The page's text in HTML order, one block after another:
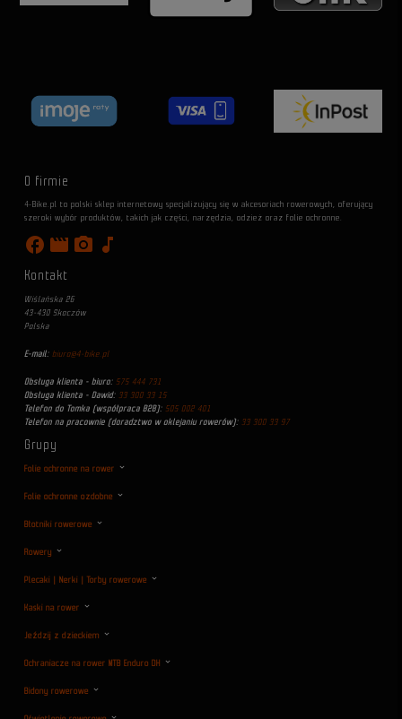
O firmie
4-Bike.pl to polski sklep internetowy specjalizujący się w akcesoriach rowerowych, oferujący
szeroki wybór produktów, takich jak części, narzędzia, odzież oraz folie ochronne.
facebook movie photo_camera music_note
Kontakt
Wiślańska 26
43-430 Skoczów
Polska
E-mail: biuro@4-bike.pl
Obsługa klienta - biuro: 575 444 731
Obsługa klienta - Dawid: 33 300 33 15
Telefon do Tomka (współpraca B2B): 505 002 401
Telefon na pracownie (doradztwo w oklejaniu rowerów): 33 300 33 97
Grupy
Folie ochronne na rower
Folie ochronne ozdobne
Błotniki rowerowe
Rowery
Plecaki | Nerki | Torby rowerowe
Kaski na rower
Jeździj z dzieckiem
Ochraniacze na rower MTB Enduro DH
Bidony rowerowe